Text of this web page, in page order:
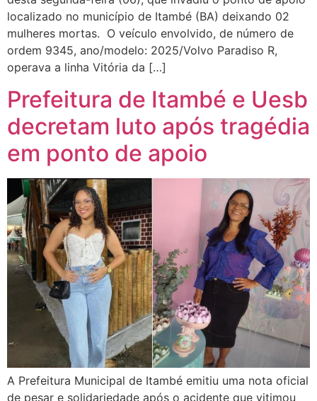
localizado no município de Itambé (BA) deixando 02
mulheres mortas. O veículo envolvido, de número de
ordem 9345, ano/modelo: 2025/Volvo Paradiso R,
operava a linha Vitória da […]
Prefeitura de Itambé e Uesb
decretam luto após tragédia
em ponto de apoio
​A Prefeitura Municipal de Itambé emitiu uma nota oficial
de pesar e solidariedade após o acidente que vitimou